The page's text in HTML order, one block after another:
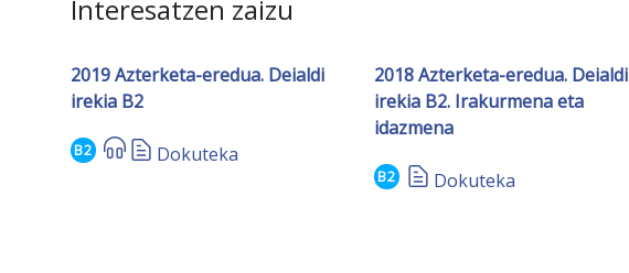
Interesatzen zaizu
2019 Azterketa-eredua. Deialdi
irekia B2
B2 Dokuteka
2018 Azterketa-eredua. Deialdi
irekia B2. Irakurmena eta
idazmena
B2 Dokuteka